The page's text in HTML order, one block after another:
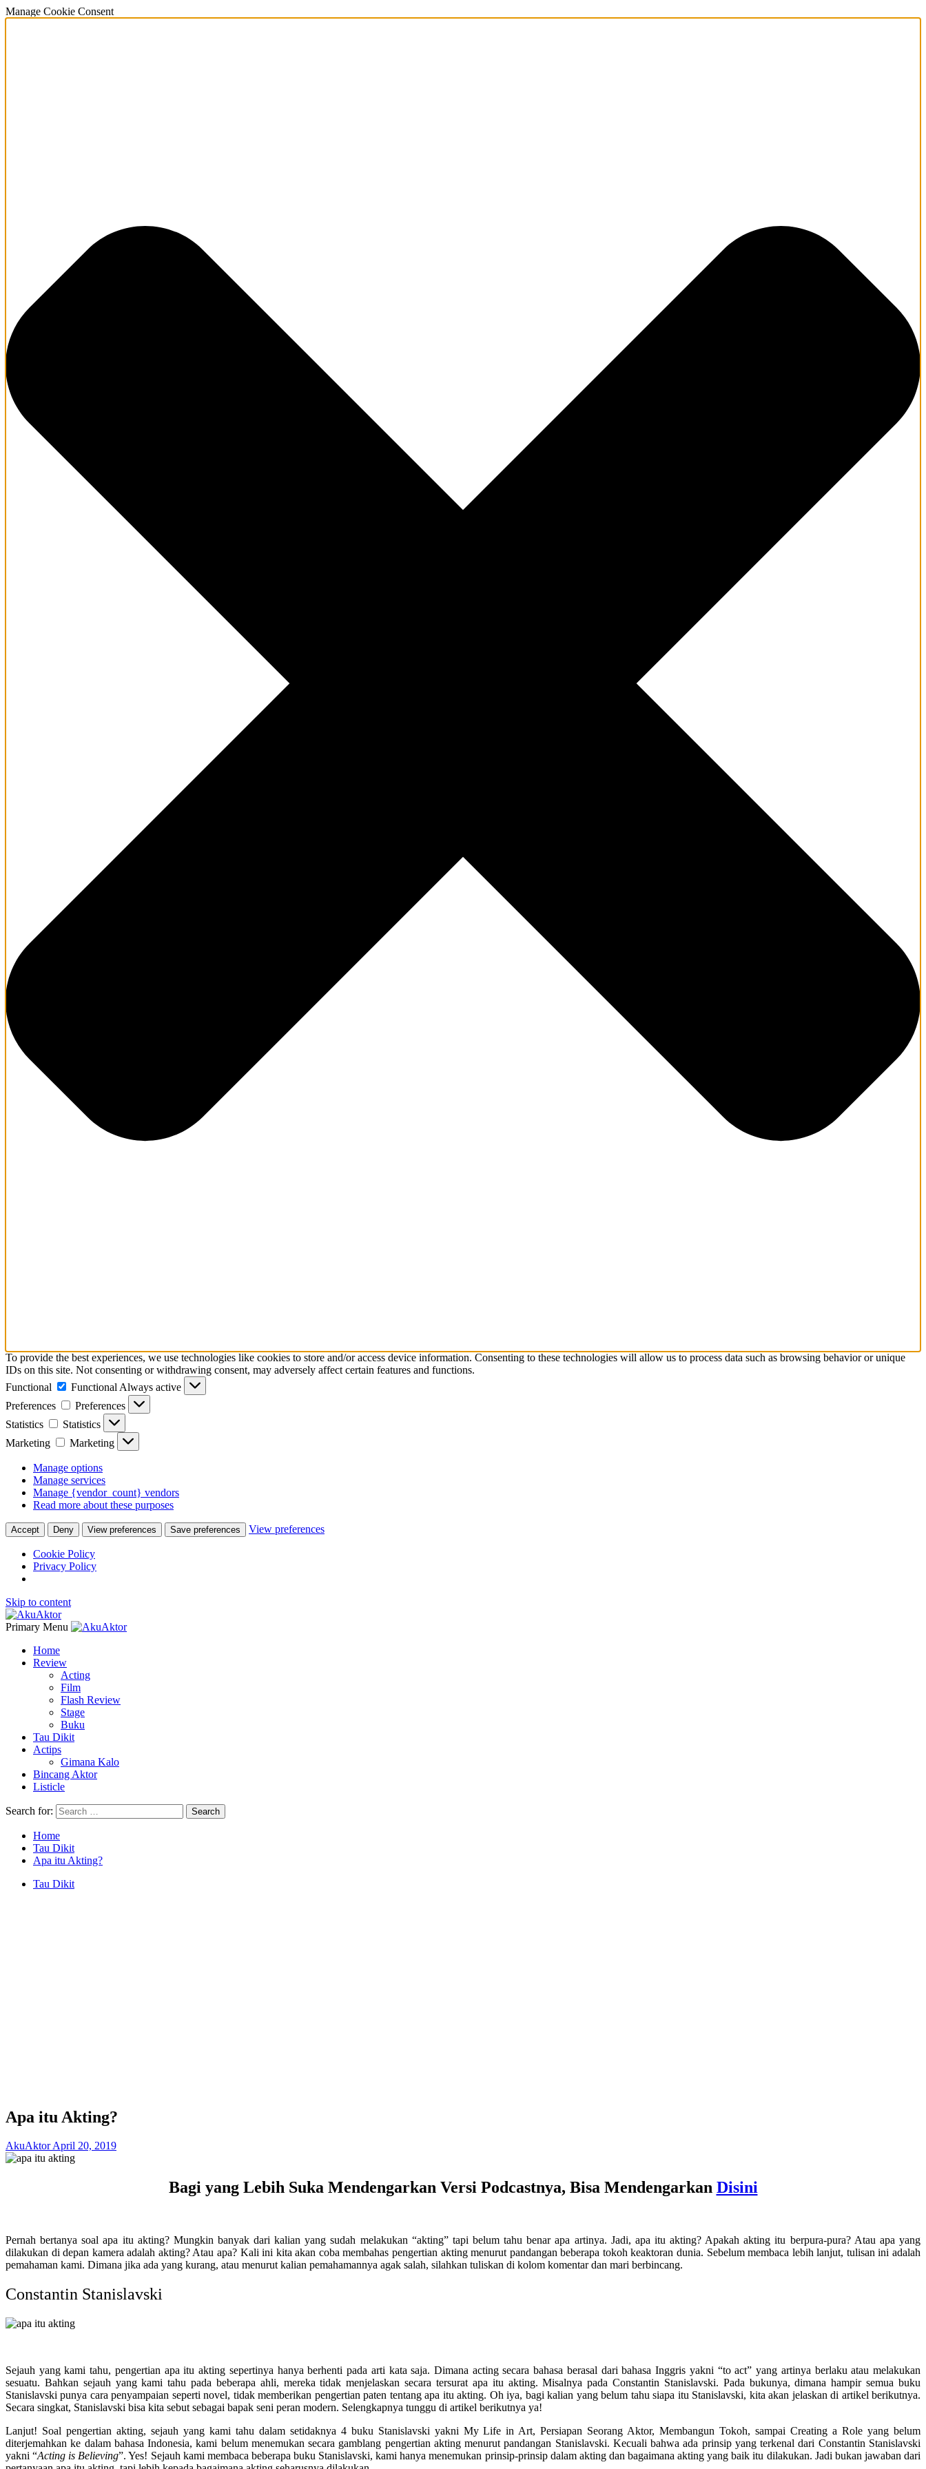
Manage Cookie Consent
To provide the best experiences, we use technologies like cookies to store and/or access device information. Consenting to these technologies will allow us to process data such as browsing behavior or unique
IDs on this site. Not consenting or withdrawing consent, may adversely affect certain features and functions.
Functional
Functional Always active
Preferences
Preferences
Statistics
Statistics
Marketing
Marketing
Manage options
Manage services
Manage {vendor_count} vendors
Read more about these purposes
Accept Deny View preferences Save preferences View preferences
Cookie Policy
Privacy Policy
Skip to content
Primary Menu
Home
Review
Acting
Film
Flash Review
Stage
Buku
Tau Dikit
Actips
Gimana Kalo
Bincang Aktor
Listicle
Search for:
Home
Tau Dikit
Apa itu Akting?
Tau Dikit
Apa itu Akting?
AkuAktorApril 20, 2019
Bagi yang Lebih Suka Mendengarkan Versi Podcastnya, Bisa Mendengarkan Disini
Pernah bertanya soal apa itu akting? Mungkin banyak dari kalian yang sudah melakukan “akting” tapi belum tahu benar apa artinya. Jadi, apa itu akting? Apakah akting itu berpura-pura? Atau apa yang
dilakukan di depan kamera adalah akting? Atau apa? Kali ini kita akan coba membahas pengertian akting menurut pandangan beberapa tokoh keaktoran dunia. Sebelum membaca lebih lanjut, tulisan ini adalah
pemahaman kami. Dimana jika ada yang kurang, atau menurut kalian pemahamannya agak salah, silahkan tuliskan di kolom komentar dan mari berbincang.
Constantin Stanislavski
Sejauh yang kami tahu, pengertian apa itu akting sepertinya hanya berhenti pada arti kata saja. Dimana acting secara bahasa berasal dari bahasa Inggris yakni “to act” yang artinya berlaku atau melakukan
sesuatu. Bahkan sejauh yang kami tahu pada beberapa ahli, mereka tidak menjelaskan secara tersurat apa itu akting. Misalnya pada Constantin Stanislavski. Pada bukunya, dimana hampir semua buku
Stanislavski punya cara penyampaian seperti novel, tidak memberikan pengertian paten tentang apa itu akting. Oh iya, bagi kalian yang belum tahu siapa itu Stanislavski, kita akan jelaskan di artikel berikutnya.
Secara singkat, Stanislavski bisa kita sebut sebagai bapak seni peran modern. Selengkapnya tunggu di artikel berikutnya ya!
Lanjut! Soal pengertian akting, sejauh yang kami tahu dalam setidaknya 4 buku Stanislavski yakni My Life in Art, Persiapan Seorang Aktor, Membangun Tokoh, sampai Creating a Role yang belum
diterjemahkan ke dalam bahasa Indonesia, kami belum menemukan secara gamblang pengertian akting menurut pandangan Stanislavski. Kecuali bahwa ada prinsip yang terkenal dari Constantin Stanislavski
yakni “Acting is Believing”. Yes! Sejauh kami membaca beberapa buku Stanislavski, kami hanya menemukan prinsip-prinsip dalam akting dan bagaimana akting yang baik itu dilakukan. Jadi bukan jawaban dari